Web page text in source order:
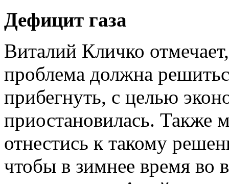
Дефицит газа
Виталий Кличко
проблема должна
прибегнуть, с целью
приостановилась. Также
отнестись к такому
чтобы в зимнее время во